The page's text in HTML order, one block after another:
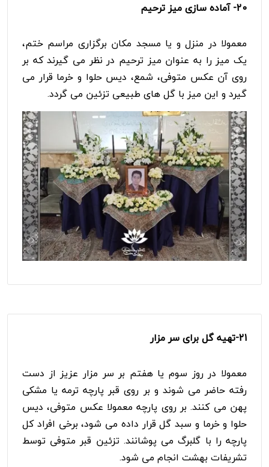
20- آماده سازی میز ترحیم
معمولا در منزل و یا مسجد مکان برگزاری مراسم ختم،
یک میز را به عنوان میز ترحیم در نظر می گیرند که بر
روی آن عکس متوفی، شمع، دیس حلوا و خرما قرار می
گیرد و این میز با گل های طبیعی تزئین می گردد.
21- تهیه گل برای سر مزار
معمولا در روز سوم یا هفتم بر سر مزار عزیز از دست
رفته حاضر می شوند و بر روی قبر پارچه ترمه یا مشکی
پهن می کنند. بر روی پارچه معمولا عکس متوفی، دیس
حلوا و خرما و سبد گل قرار داده می شود، برخی افراد کل
پارچه را با گلبرگ می پوشانند. تزئین قبر متوفی توسط
تشریفات بهشت انجام می شود.